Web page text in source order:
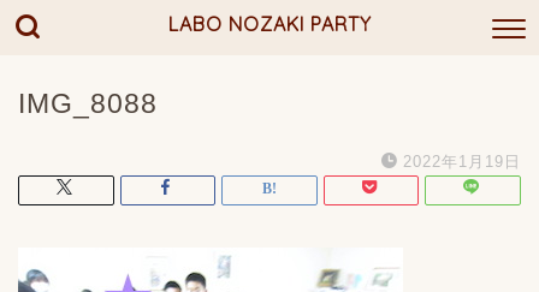
LABO NOZAKI PARTY
IMG_8088
2022年1月19日